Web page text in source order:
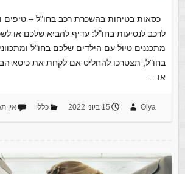
כסאות בטיחות בהשכרת רכב בחו"ל – טיפים
לרכב לנסיעות בחו"ל: עדיף להביא שלכם או
מתכננים טיול עם הילדים שלכם בחו"ל
בחו"ל, תצטרכו להחליט אם לקחת את כיסא
או…
Olya 15 ביוני 2022 כללי אין